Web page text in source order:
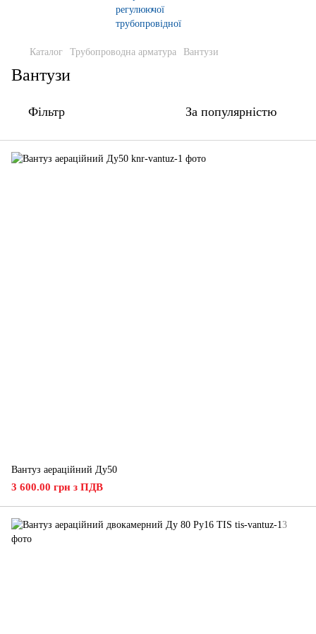
Каталог Трубопроводна арматура Вантузи
Вантузи
Фільтр За популярністю
Вантуз аераційний Ду50
3 600.00 грн з ПДВ